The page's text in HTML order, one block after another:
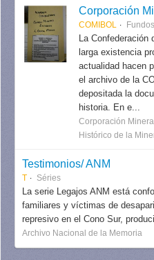
COMIBOL Fundos
La Confederación
larga existencia
actualidad hacen
el archivo de la
depositada la
historia. En e...
Corporación
Histórico de la
Testimonios/ ANM
T Séries
La serie Legajos ANM está
familiares y víctimas de
represivo en el Cono Sur,
Archivo Nacional de la Memoria